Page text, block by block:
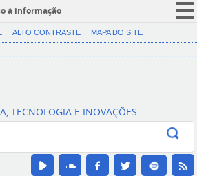
à informação
CORONAVÍRUS (COVID-19)
Canais
ALTO CONTRASTE MAPA DO SITE
TECNOLOGIA E INOVAÇÕES